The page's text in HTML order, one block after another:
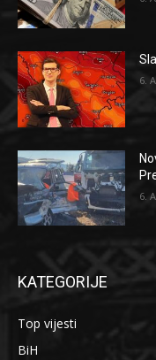
6.
6.
KATEGORIJE
Top vijesti
BiH